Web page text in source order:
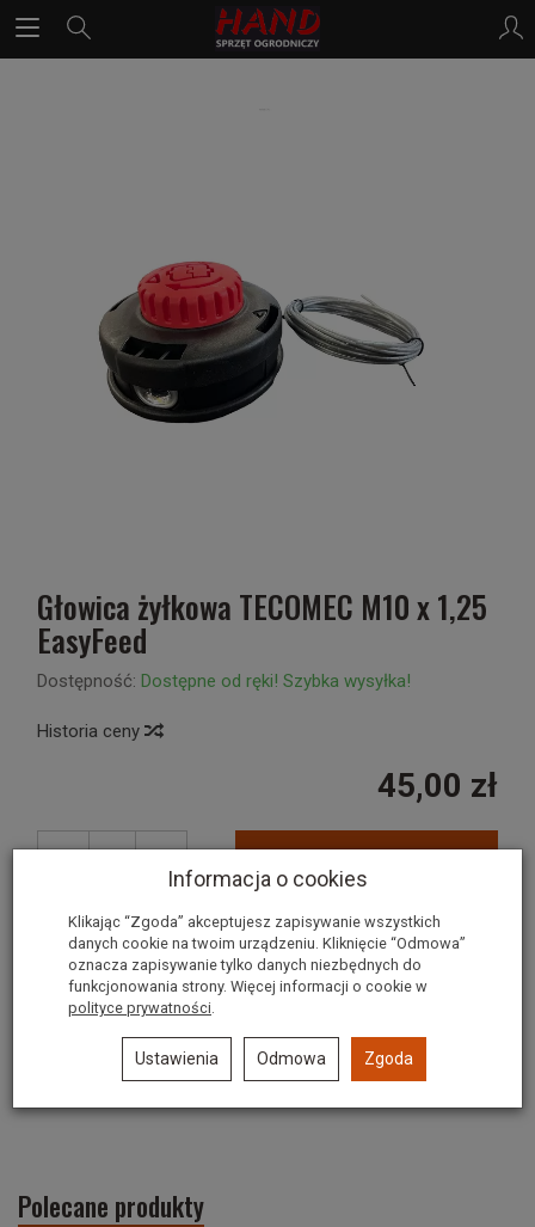
Głowica żyłkowa TECOMEC M10 x 1,25
EasyFeed
Dostępność: Dostępne od ręki! Szybka wysyłka!
Historia ceny
45,00 zł
szt.
Głowica żyłkowa TECOMEC M10 x
1,25 EasyFeed
Łatwe nawijanie żyłki bez rozbierania głowicy!!!!!
Polecane produkty
Informacja o cookies
Klikając “Zgoda” akceptujesz zapisywanie wszystkich
danych cookie na twoim urządzeniu. Kliknięcie “Odmowa”
oznacza zapisywanie tylko danych niezbędnych do
funkcjonowania strony. Więcej informacji o cookie w
polityce prywatności.
Ustawienia Odmowa Zgoda